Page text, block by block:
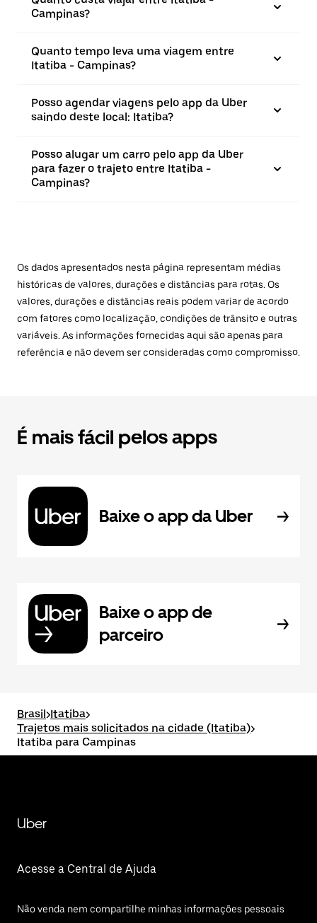
Campinas?
Quanto tempo leva uma viagem entre
Itatiba - Campinas?
Posso agendar viagens pelo app da Uber
saindo deste local: Itatiba?
Posso alugar um carro pelo app da Uber
para fazer o trajeto entre Itatiba -
Campinas?
Os dados apresentados nesta página representam médias
históricas de valores, durações e distâncias para rotas. Os
valores, durações e distâncias reais podem variar de acordo
com fatores como localização, condições de trânsito e outras
variáveis. As informações fornecidas aqui são apenas para
referência e não devem ser consideradas como compromisso.
É mais fácil pelos apps
Baixe o app da Uber
Baixe o app de
parceiro
Brasil>Itatiba>
Trajetos mais solicitados na cidade (Itatiba)>
Itatiba para Campinas
Uber
Acesse a Central de Ajuda
Não venda nem compartilhe minhas informações pessoais